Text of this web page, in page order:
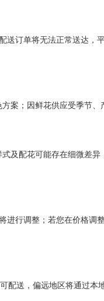
订单将无法正常送达
案；因鲜花供应受季节
及配花可能存在细微差异
行调整；若您在价格
配送，偏远地区将通过本